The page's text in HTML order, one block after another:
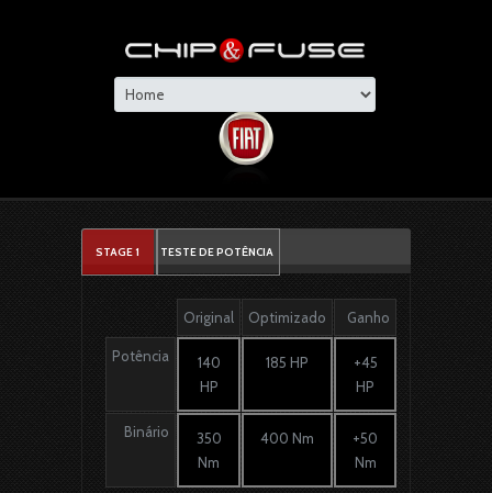
STAGE 1 TESTE DE POTÊNCIA
Original Optimizado Ganho
Potência
140
HP
185 HP
+45
HP
Binário
350
Nm
400 Nm
+50
Nm